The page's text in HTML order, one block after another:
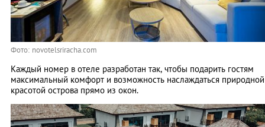
Фото: novotelsriracha.com
Каждый номер в отеле разработан так, чтобы подарить гостям
максимальный комфорт и возможность наслаждаться природной
красотой острова прямо из окон.